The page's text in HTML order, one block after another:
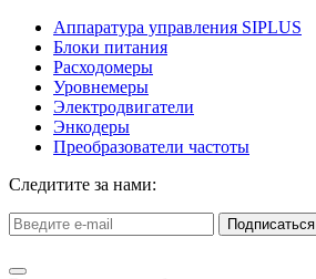
Аппаратура управления SIPLUS
Блоки питания
Расходомеры
Уровнемеры
Электродвигатели
Энкодеры
Преобразователи частоты
Следитите за нами:
Подписаться